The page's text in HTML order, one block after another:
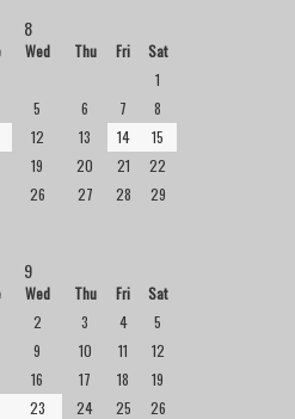
8
Wed Thu Fri
Sat
1
5 6 7
8
12 13 14
15
19 20 21
22
26 27 28
29
9
Wed Thu Fri
Sat
2 3 4
5
9 10 11
12
16 17 18
19
23 24 25 26